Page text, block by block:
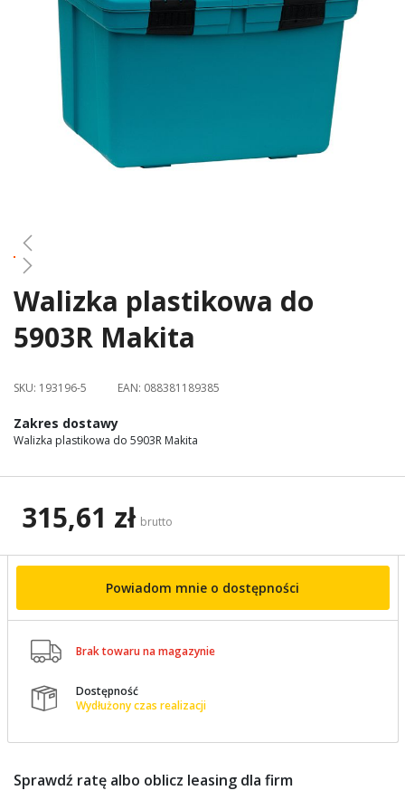
gallery
Skip
the
of
images
gallery
Walizka plastikowa do
5903R Makita
SKU: 193196-5 EAN: 088381189385
Zakres dostawy
Walizka plastikowa do 5903R Makita
315,61 zł brutto
Powiadom mnie o dostępności
 Brak towaru na magazynie

Dostępność
Wydłużony czas realizacji
Sprawdź ratę albo oblicz leasing dla firm